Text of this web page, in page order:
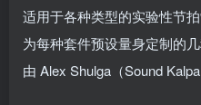
适用于各种类型的实验性节
为每种套件预设量身定制的
由 Alex Shulga（Sound